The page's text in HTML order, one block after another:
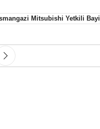
Mitsubishi Yetkili Bayi